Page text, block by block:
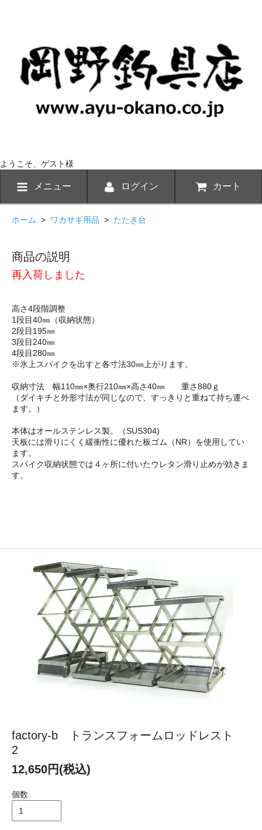
ようこそ、ゲスト様
メニュー ログイン カート
ホーム > ワカサギ用品 > たたき台
商品の説明
再入荷しました
高さ4段階調整
1段目40㎜（収納状態）
2段目195㎜
3段目240㎜
4段目280㎜
※氷上スパイクを出すと各寸法30㎜上がります。
収納寸法 幅110㎜×奥行210㎜×高さ40㎜ 重さ880ｇ
（ダイキチと外形寸法が同じなので、すっきりと重ねて持ち運べ
ます。）
本体はオールステンレス製。（SUS304)
天板には滑りにくく緩衝性に優れた板ゴム（NR）を使用してい
ます。
スパイク収納状態では４ヶ所に付いたウレタン滑り止めが効きま
す。
factory-b トランスフォームロッドレスト
2
12,650円(税込)
個数